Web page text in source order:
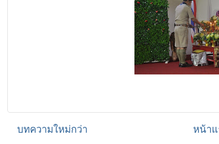
บทความใหม่กว่า หน้า